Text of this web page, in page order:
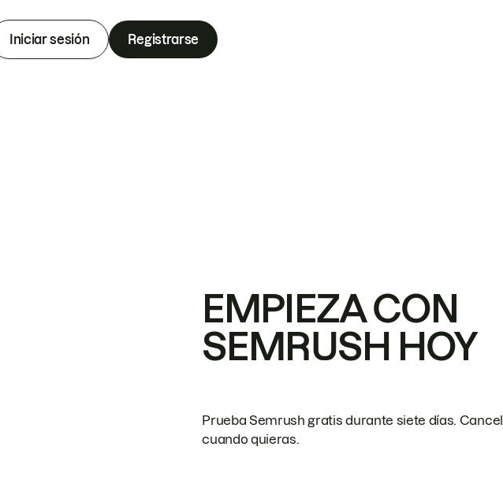
Iniciar sesión Registrarse
EMPIEZA CON
SEMRUSH HOY
Prueba Semrush gratis durante siete días.
cuando quieras.